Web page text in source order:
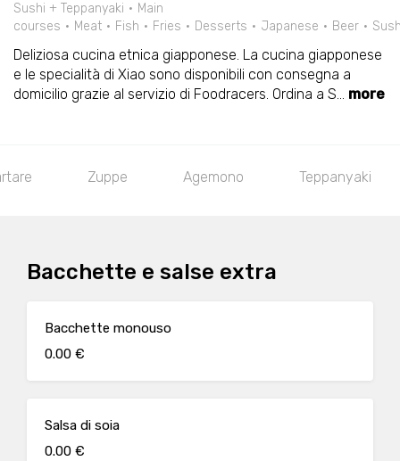
Sushi + Teppanyaki
Main
courses
Meat Fish Fries Desserts Japanese Beer
Deliziosa cucina etnica giapponese. La cucina giapponese
e le specialità di Xiao sono disponibili con consegna a
domicilio grazie al servizio di Foodracers. Ordina a S... more
Zuppe Agemono Teppanyaki
Bacchette e salse extra
Bacchette monouso
0.00 €
Salsa di soia
0.00 €